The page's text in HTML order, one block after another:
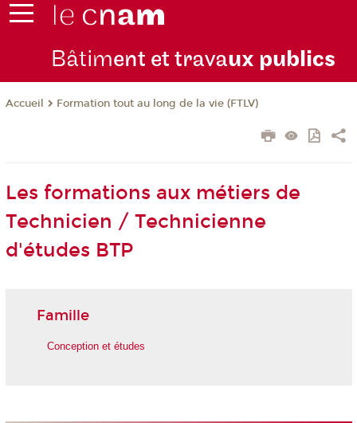
Bâtiment et travaux publics
Accueil Formation tout au long de la vie (FTLV)
Les formations aux métiers de
Technicien / Technicienne
d'études BTP
Famille
Conception et études